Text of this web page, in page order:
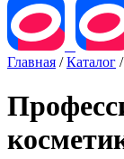
Главная /Каталог /